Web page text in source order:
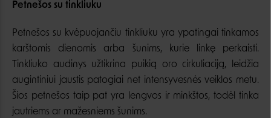
Petnešos su tinkliuku
Petnešos su kvėpuojančiu tinkliuku yra ypatingai tinkamos
karštomis dienomis arba šunims, kurie linkę perkaisti.
Tinkliuko audinys užtikrina puikią oro cirkuliaciją, leidžia
augintiniui jaustis patogiai net intensyvesnės veiklos metu.
Šios petnešos taip pat yra lengvos ir minkštos, todėl tinka
jautriems ar mažesniems šunims.